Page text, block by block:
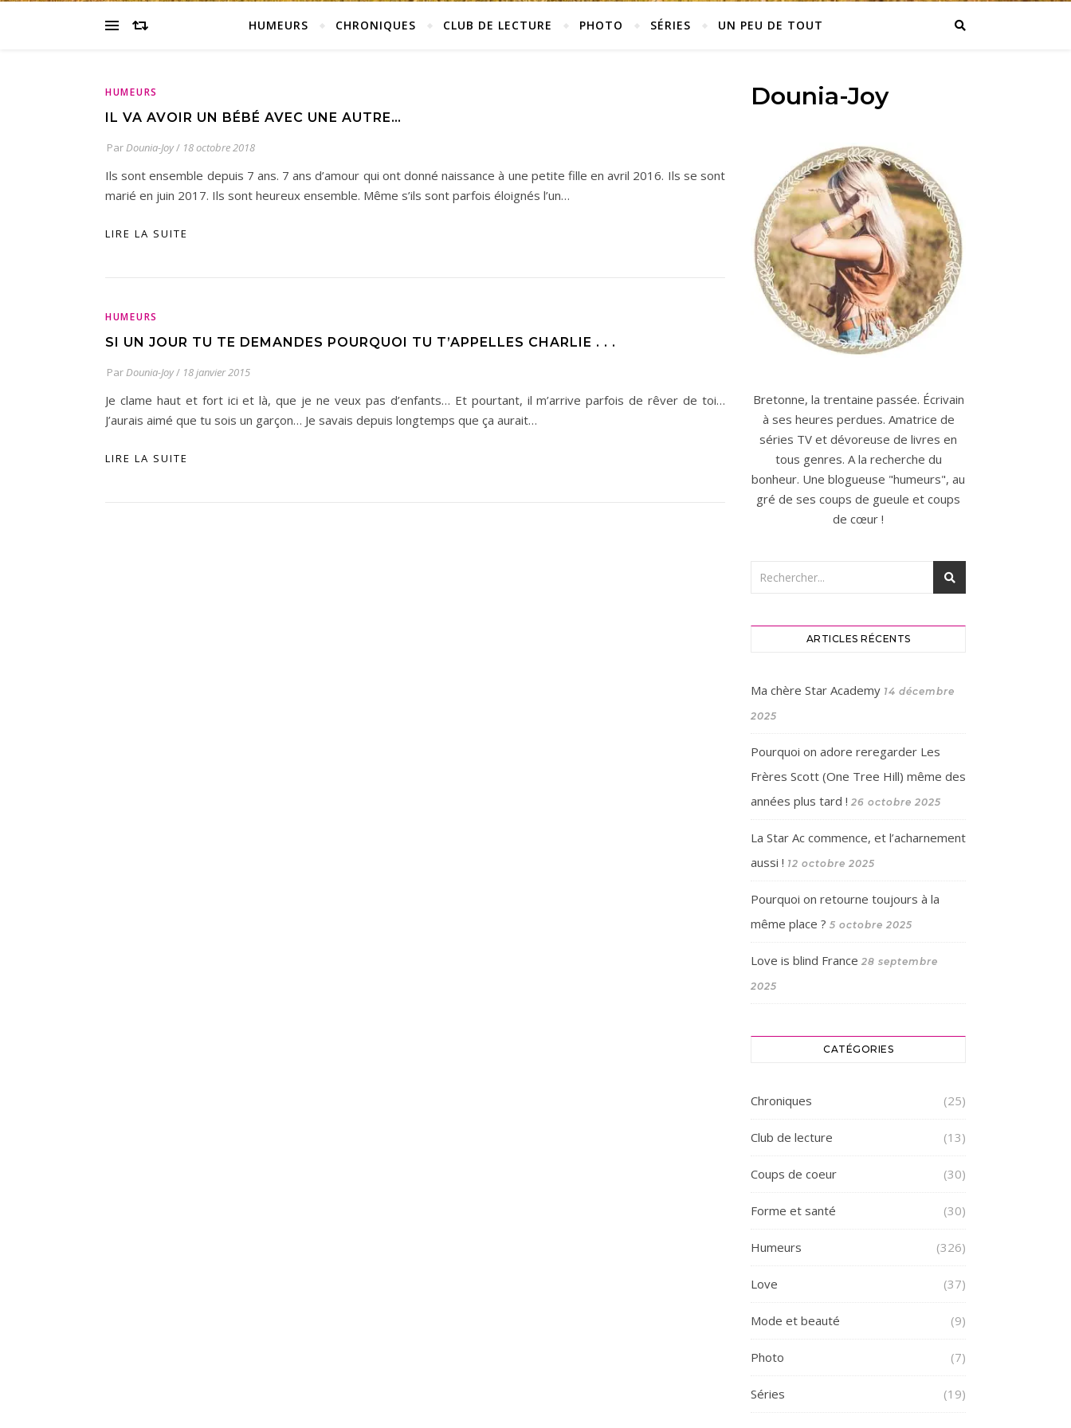
HUMEURS CHRONIQUES CLUB DE LECTURE PHOTO SÉRIES UN PEU DE TOUT
HUMEURS
IL VA AVOIR UN BÉBÉ AVEC UNE AUTRE…
ParDounia-Joy/ 18 octobre 2018
Ils sont ensemble depuis 7 ans. 7 ans d’amour qui ont donné naissance à une petite fille en avril 2016. Ils se sont
marié en juin 2017. Ils sont heureux ensemble. Même s’ils sont parfois éloignés l’un…
LIRE LA SUITE
HUMEURS
SI UN JOUR TU TE DEMANDES POURQUOI TU T’APPELLES CHARLIE . . .
ParDounia-Joy/ 18 janvier 2015
Je clame haut et fort ici et là, que je ne veux pas d’enfants… Et pourtant, il m’arrive parfois de rêver de toi…
J’aurais aimé que tu sois un garçon… Je savais depuis longtemps que ça aurait…
LIRE LA SUITE
Dounia-Joy
Bretonne, la trentaine passée. Écrivain
à ses heures perdues. Amatrice de
séries TV et dévoreuse de livres en
tous genres. A la recherche du
bonheur. Une blogueuse "humeurs", au
gré de ses coups de gueule et coups
de cœur !
ARTICLES RÉCENTS
Ma chère Star Academy 14 décembre
2025
Pourquoi on adore reregarder Les
Frères Scott (One Tree Hill) même des
années plus tard ! 26 octobre 2025
La Star Ac commence, et l’acharnement
aussi ! 12 octobre 2025
Pourquoi on retourne toujours à la
même place ? 5 octobre 2025
Love is blind France 28 septembre
2025
CATÉGORIES
Chroniques (25)
Club de lecture (13)
Coups de coeur (30)
Forme et santé (30)
Humeurs (326)
Love (37)
Mode et beauté (9)
Photo (7)
Séries (19)